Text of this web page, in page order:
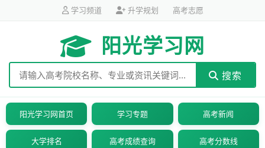
学习频道 升学规划 高考志愿
阳光学习网
搜索
阳光学习网首页 学习专题 高考新闻
大学排名 高考成绩查询 高考分数线